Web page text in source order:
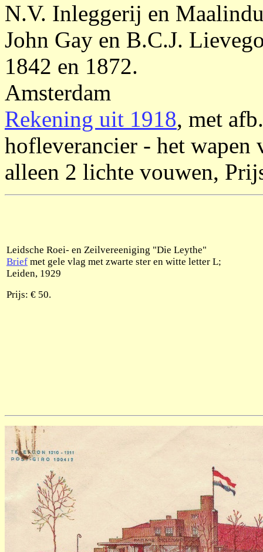
N.V. Inleggerij en
John Gay en B.C.J.
1842 en 1872.
Amsterdam
Rekening uit 1918, met
hofleverancier - het
alleen 2 lichte vouwen,
Leidsche Roei- en Zeilvereeniging "Die Leythe"
Brief met gele vlag met zwarte ster en witte letter L;
Leiden, 1929
Prijs: € 50.